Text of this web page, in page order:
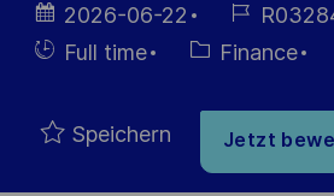
Datum der
Veröffentlichung
2026-06-22
Job-
ID
Einstellunngstyp
Full time Kategorie
Finance
Speichern Jetzt